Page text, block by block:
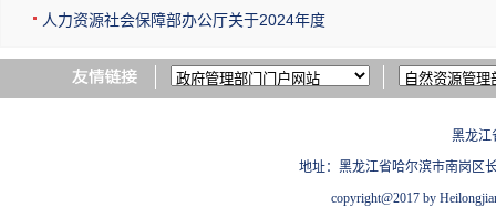
人力资源社会保障部办公厅关于2024年度
黑龙江
地址：黑龙江省哈尔滨市南岗区
copyright@2017 by